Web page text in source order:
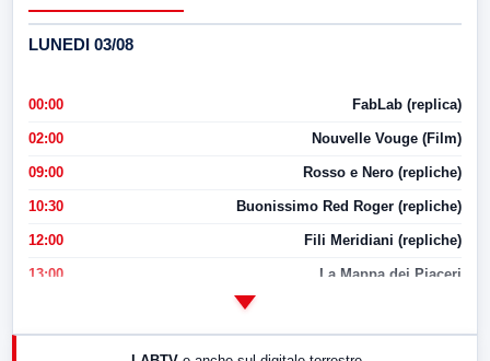
LUNEDI 03/08
00:00 FabLab (replica)
02:00 Nouvelle Vouge (Film)
09:00 Rosso e Nero (repliche)
10:30 Buonissimo Red Roger (repliche)
12:00 Fili Meridiani (repliche)
13:00 La Mappa dei Piaceri